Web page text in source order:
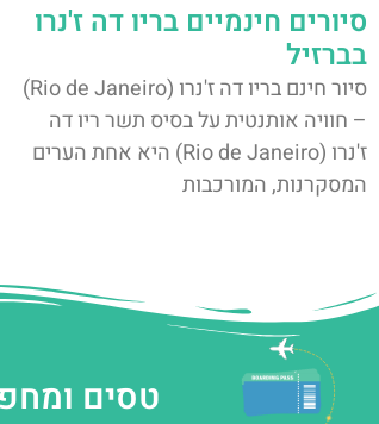
סיורים חינמיים בריו דה ז'נרו
בברזיל
סיור חינם בריו דה ז'נרו (Rio de Janeiro)
– חוויה אותנטית על בסיס תשר ריו דה
ז'נרו (Rio de Janeiro) היא אחת הערים
המסקרנות, המורכבות
טסים